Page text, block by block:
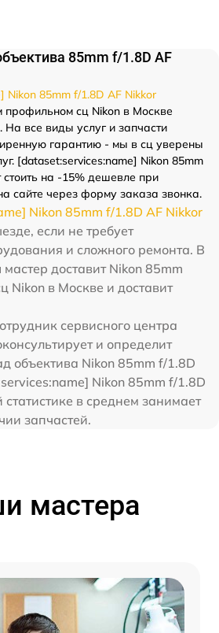
85mm f/1.8D AF
Nikon 85mm f/1.8D AF Nikkor
профильном сц Nikon в Москве
все виды услуг и запчасти
гарантию - мы в сц уверены
[dataset:services:name] Nikon 85mm
стоить на -15% дешевле при
сайте через форму заказа звонка.
Nikon 85mm f/1.8D AF Nikkor
если не требует
и сложного ремонта. В
доставит Nikon 85mm
Nikon в Москве и доставит
сервисного центра
и определит
объектива Nikon 85mm f/1.8D
Nikon 85mm f/1.8D
в среднем занимает
запчастей.
мастера